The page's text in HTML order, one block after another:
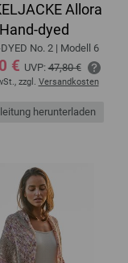
Allora
Hand-dyed
No. 2 | Modell 6
€ UVP:47,80 €
zzgl. Versandkosten
herunterladen